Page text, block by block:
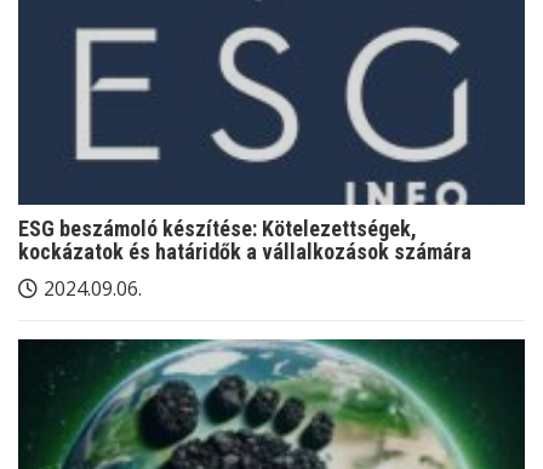
ESG beszámoló készítése: Kötelezettségek,
kockázatok és határidők a vállalkozások számára
2024.09.06.